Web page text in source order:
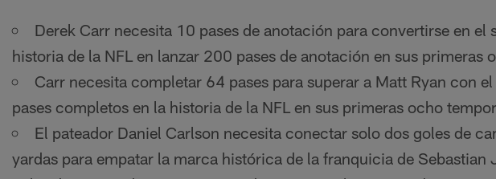
Derek Carr necesita 10 pases de anotación para convertirse en el
historia de la NFL en lanzar 200 pases de anotación en sus primeras
Carr necesita completar 64 pases para superar a Matt Ryan con
pases completos en la historia de la NFL en sus primeras ocho
El pateador Daniel Carlson necesita conectar solo dos goles de
yardas para empatar la marca histórica de la franquicia de Sebastian